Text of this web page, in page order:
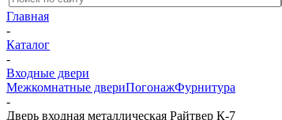
Главная
-
Каталог
-
Входные двери
Межкомнатные двериПогонажФурнитура
-
Дверь входная металлическая Райтвер К-7